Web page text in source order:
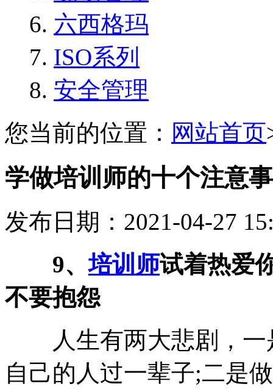
六西格玛
ISO系列
安全管理
您当前的位置： 网站首页
学做培训师的十个注意
发布日期：2021-04-27
9、培训师试着热爱
不要抱怨
人生有两大悲剧，一
自己的人过一辈子;二是